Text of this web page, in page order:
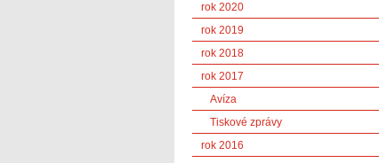
rok 2020
rok 2019
rok 2018
rok 2017
Avíza
Tiskové zprávy
rok 2016